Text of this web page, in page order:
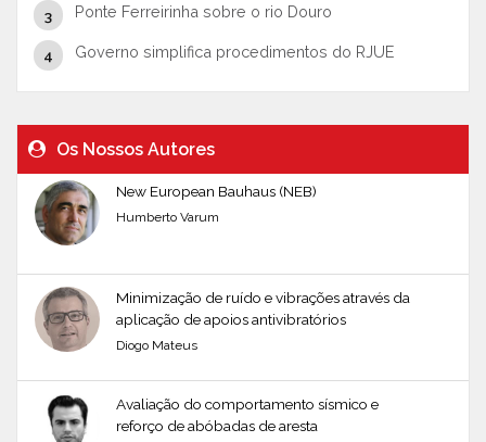
Ponte Ferreirinha sobre o rio Douro
Governo simplifica procedimentos do RJUE
Os Nossos Autores
New European Bauhaus (NEB)
Humberto Varum
Minimização de ruído e vibrações através da
aplicação de apoios antivibratórios
Diogo Mateus
Avaliação do comportamento sísmico e
reforço de abóbadas de aresta